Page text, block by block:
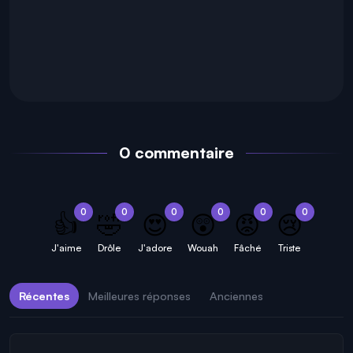
0 commentaire
0
👍
J'aime
0
🤣
Drôle
0
😍
J'adore
0
😲
Wouah
0
😡
Fâché
0
😢
Triste
Récentes Meilleures réponses Anciennes